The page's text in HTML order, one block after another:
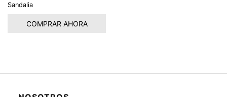
Sandalia
COMPRAR AHORA